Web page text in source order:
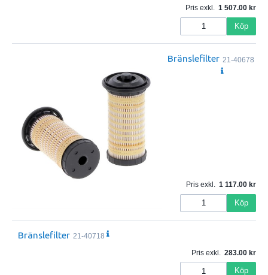
Pris exkl. 1 507.00
Köp
Bränslefilter 21-40678
Pris exkl. 1 117.00
Köp
Bränslefilter 21-40718
Pris exkl.
283.00
Köp